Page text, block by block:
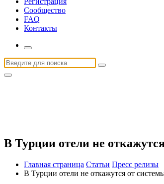
Сообщество
FAQ
Контакты
Искать:
В Турции отели не
Главная страница Статьи Пресс релизы
В Турции отели не откажутся от